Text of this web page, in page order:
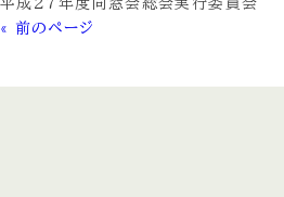
平成２７年度同窓会総会実行委員会
« 前のページ